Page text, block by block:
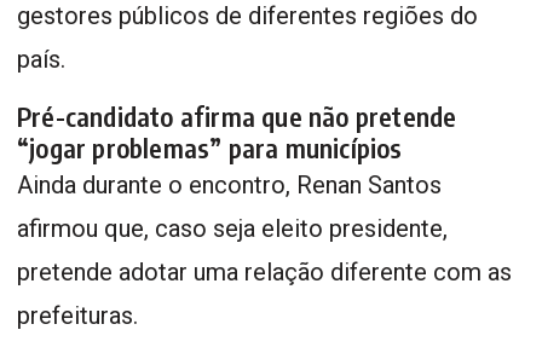
gestores públicos de diferentes regiões do
país.
Pré-candidato afirma que não pretende
“jogar problemas” para municípios
Ainda durante o encontro, Renan Santos
afirmou que, caso seja eleito presidente,
pretende adotar uma relação diferente com as
prefeituras.